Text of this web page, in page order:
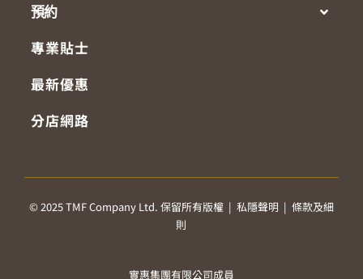
預約
專業貼士
最新優惠
分店網路
© 2025 TMF Company Ltd. 保留所有版權 |私隱聲明 |條款及細
則
實惠集團有限公司成員